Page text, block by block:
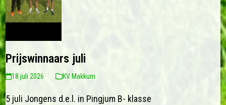
Prijswinnaars juli
18 juli 2026 KV Makkum
5 juli Jongens d.e.l. in Pingjum B- klasse